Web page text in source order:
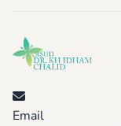
Email